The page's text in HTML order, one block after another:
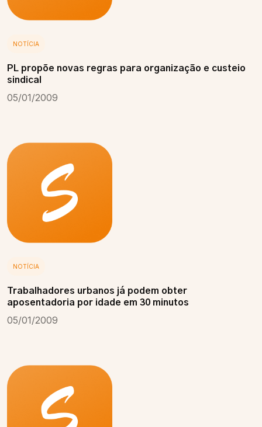
NOTÍCIA
PL propõe novas regras para organização e custeio
sindical
05/01/2009
NOTÍCIA
Trabalhadores urbanos já podem obter
aposentadoria por idade em 30 minutos
05/01/2009